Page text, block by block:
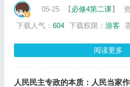
是中国式现代化的重
裕。那么，我们如
三个分议题活动，一
设计意图：导入新
05-25 【必修4第二课】
下载人气： 604 下载权限： 游客
阅读更多
人民民主专政的本质：人民当家